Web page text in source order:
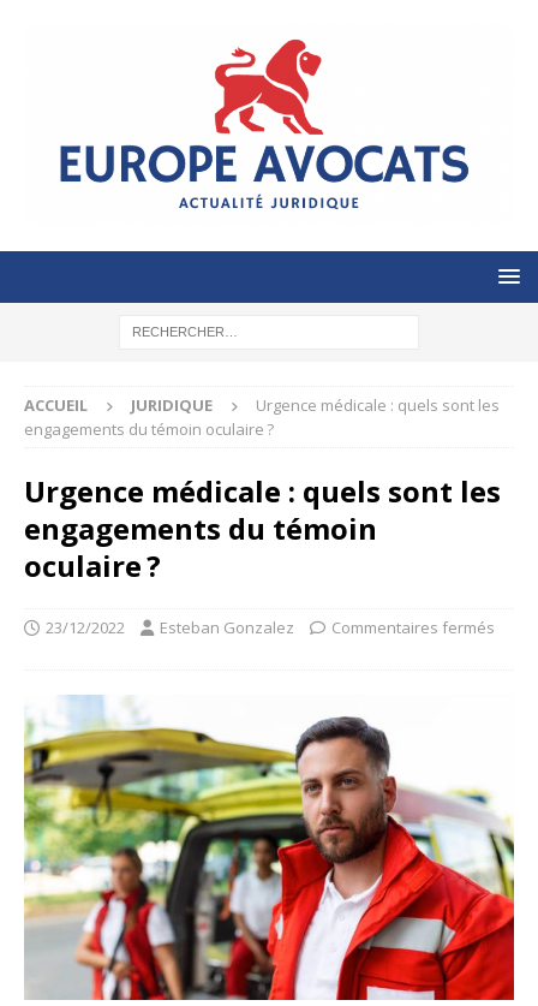
ACCUEIL JURIDIQUE
Urgence médicale : quels sont les
engagements du témoin oculaire ?
Urgence médicale : quels sont les
engagements du témoin
oculaire ?
23/12/2022 Esteban Gonzalez Commentaires fermés